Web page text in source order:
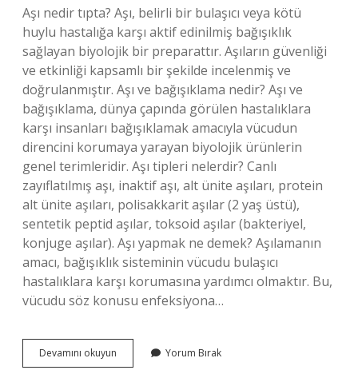
Aşı nedir tıpta? Aşı, belirli bir bulaşıcı veya kötü
huylu hastalığa karşı aktif edinilmiş bağışıklık
sağlayan biyolojik bir preparattır. Aşıların güvenliği
ve etkinliği kapsamlı bir şekilde incelenmiş ve
doğrulanmıştır. Aşı ve bağışıklama nedir? Aşı ve
bağışıklama, dünya çapında görülen hastalıklara
karşı insanları bağışıklamak amacıyla vücudun
direncini korumaya yarayan biyolojik ürünlerin
genel terimleridir. Aşı tipleri nelerdir? Canlı
zayıflatılmış aşı, inaktif aşı, alt ünite aşıları, protein
alt ünite aşıları, polisakkarit aşılar (2 yaş üstü),
sentetik peptid aşılar, toksoid aşılar (bakteriyel,
konjuge aşılar). Aşı yapmak ne demek? Aşılamanın
amacı, bağışıklık sisteminin vücudu bulaşıcı
hastalıklara karşı korumasına yardımcı olmaktır. Bu,
vücudu söz konusu enfeksiyona…
Devamını okuyun
Ne
Yorum Bırak